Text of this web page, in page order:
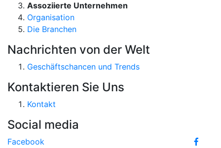
Assoziierte Unternehmen
Organisation
Die Branchen
Nachrichten von der Welt
Geschäftschancen und Trends
Kontaktieren Sie Uns
Kontakt
Social media
Facebook